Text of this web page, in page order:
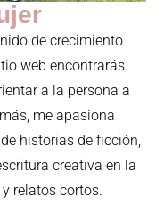
de crecimiento
web encontrarás
a la persona a
me apasiona
historias de ficción,
creativa en la
relatos cortos.